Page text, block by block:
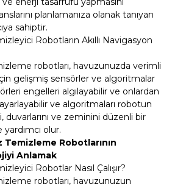
planlamanıza olanak tanıyan
sahiptir.
Robotların Akıllı Navigasyon
robotları, havuzunuzda verimli
gelişmiş sensörler ve algoritmalar
engelleri algılayabilir ve onlardan
ve algoritmaları robotun
ve zeminini düzenli bir
olur.
Robotlarının
Anlamak
Robotlar Nasıl Çalışır?
robotları, havuzunuzun